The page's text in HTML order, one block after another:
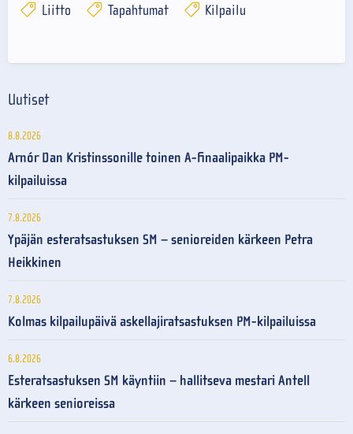
Liitto Tapahtumat Kilpailu
Uutiset
8.8.2026
Arnór Dan Kristinssonille toinen A-finaalipaikka PM-
kilpailuissa
7.8.2026
Ypäjän esteratsastuksen SM – senioreiden kärkeen Petra
Heikkinen
7.8.2026
Kolmas kilpailupäivä askellajiratsastuksen PM-kilpailuissa
6.8.2026
Esteratsastuksen SM käyntiin – hallitseva mestari Antell
kärkeen senioreissa